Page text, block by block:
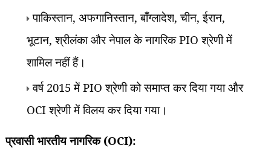
पाकिस्तान, अफगानिस्तान,बाँग्लादेश,चीन,ईरान,
भूटान,श्रीलंका और नेपाल के नागरिकPIOश्रेणी में
शामिल नहीं हैं।
वर्ष 2015 में PIOश्रेणी को समाप्त कर दिया गया और
OCIश्रेणी में विलय कर दिया गया।
प्रवासी भारतीय नागरिक (OCI):